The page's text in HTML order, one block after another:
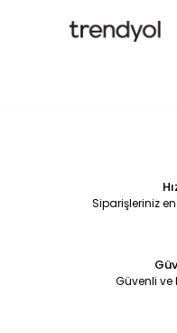
Siparişleriniz
Güvenli